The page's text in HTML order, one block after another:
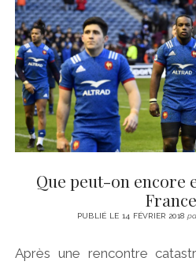
Que peut-on encore
PUBLIÉ LE 14 FÉVRIER 2018
Après une rencontre